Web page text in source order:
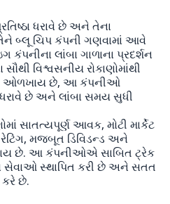
ધરાવે છે અને તેના
બ્લૂ ચિપ કંપની ગણવામાં આવે
લાંબા ગાળાના પ્રદર્શન
વિશ્વસનીય રોકાણોમાંથી
ઓળખાય છે, આ કંપનીઓ
છે અને લાંબા સમય સુધી
સાતત્યપૂર્ણ આવક, મોટી માર્કેટ
મજબૂત ડિવિડન્ડ અને
છે. આ કંપનીઓએ સાબિત ટ્રેક
સેવાઓ સ્થાપિત કરી છે અને સતત
કરે છે.